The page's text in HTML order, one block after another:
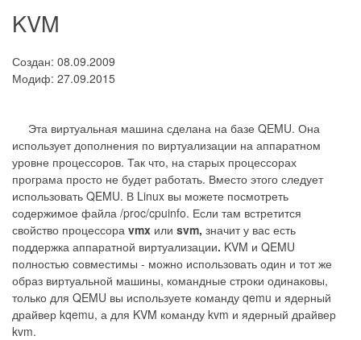
KVM
Создан: 08.09.2009
Модиф: 27.09.2015
Эта виртуальная машина сделана на базе QEMU. Она
использует дополнения по виртуализации на аппаратном
уровне процессоров. Так что, на старых процессорах
програма просто не будет работать. Вместо этого следует
использовать QEMU. В Linux вы можете посмотреть
содержимое файла /proc/cpuinfo. Если там встретится
свойство процессора vmx или svm, значит у вас есть
поддержка аппаратной виртуализации. KVM и QEMU
полностью совместимы - можно использовать один и тот же
образ виртуальной машины, командные строки одинаковы,
только для QEMU вы используете команду qemu и ядерный
драйвер kqemu, а для KVM команду kvm и ядерный драйвер
kvm.